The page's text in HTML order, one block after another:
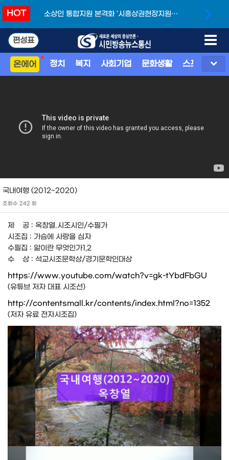
HOT
소상인 통합지원 본격화 ‘시흥상권현장지원단’
편성표
온에어 정치 복지 사회기업 문화생활 스포츠 지
국내여행 (2012~2020)
조회수 242 회
제 공 : 옥창열.시조시인/수필가
시조집 : 가슴에 사랑을 심자
수필집 : 앎이란 무엇인가1,2
수 상 : 석교시조문학상/경기문학인대상
https://www.youtube.com/watch?v=gk-tYbdFbGU
(유튜브 저자 대표 시조선)
http://contentsmall.kr/contents/index.html?no=1352
(저자 유료 전자시조집)